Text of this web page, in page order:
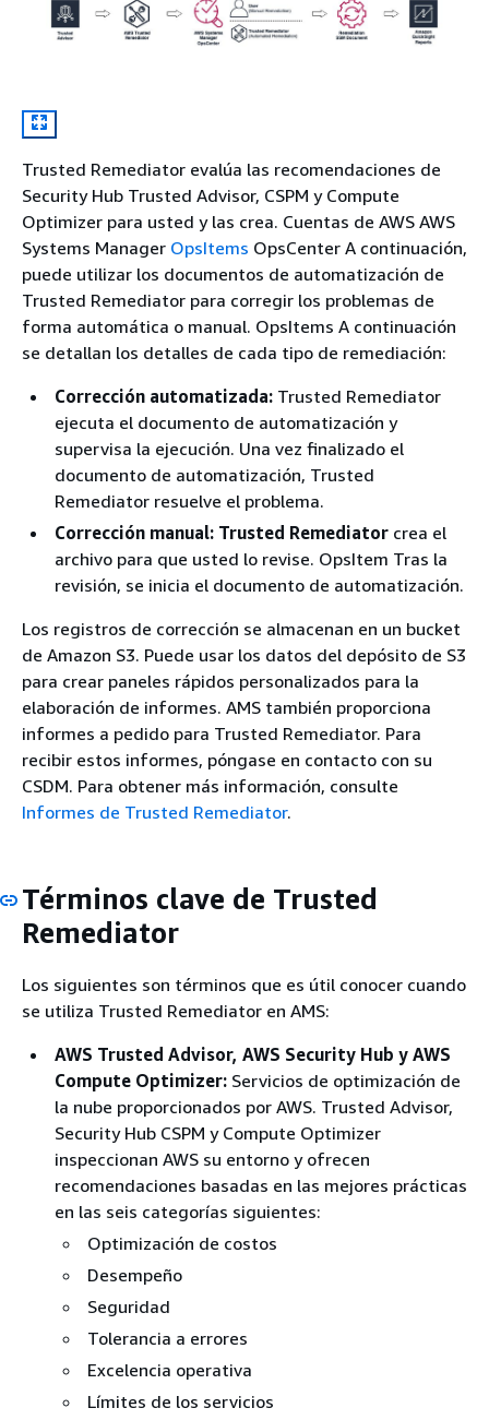
Trusted Remediator evalúa las recomendaciones de
Security Hub Trusted Advisor, CSPM y Compute
Optimizer para usted y las crea. Cuentas de AWS AWS
Systems Manager OpsItems OpsCenter A continuación,
puede utilizar los documentos de automatización de
Trusted Remediator para corregir los problemas de
forma automática o manual. OpsItems A continuación
se detallan los detalles de cada tipo de remediación:
Corrección automatizada: Trusted Remediator
ejecuta el documento de automatización y
supervisa la ejecución. Una vez finalizado el
documento de automatización, Trusted
Remediator resuelve el problema.
Corrección manual: Trusted Remediator crea el
archivo para que usted lo revise. OpsItem Tras la
revisión, se inicia el documento de automatización.
Los registros de corrección se almacenan en un bucket
de Amazon S3. Puede usar los datos del depósito de S3
para crear paneles rápidos personalizados para la
elaboración de informes. AMS también proporciona
informes a pedido para Trusted Remediator. Para
recibir estos informes, póngase en contacto con su
CSDM. Para obtener más información, consulte
Informes de Trusted Remediator.
Términos clave de Trusted
Remediator
Los siguientes son términos que es útil conocer cuando
se utiliza Trusted Remediator en AMS:
AWS Trusted Advisor, AWS Security Hub y AWS
Compute Optimizer: Servicios de optimización de
la nube proporcionados por AWS. Trusted Advisor,
Security Hub CSPM y Compute Optimizer
inspeccionan AWS su entorno y ofrecen
recomendaciones basadas en las mejores prácticas
en las seis categorías siguientes:
Optimización de costos
Desempeño
Seguridad
Tolerancia a errores
Excelencia operativa
Límites de los servicios